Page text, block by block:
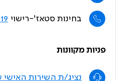
בחינות סטאז'-רישוי
פניות מקוונות
נציג/ת השירות האישי